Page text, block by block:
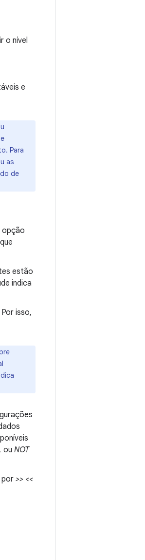
o nível
e
Para
as
de
opção
estão
indica
isso,
ou NOT
por>> <<